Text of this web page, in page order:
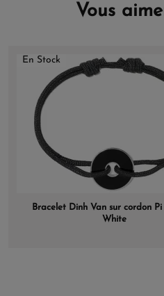
Vous
En Stock
Bracelet Dinh Van sur cordon
White